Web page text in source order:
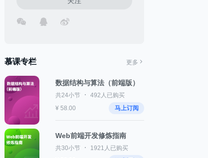
慕课专栏 更多
数据结构与算法（前端版）
共24小节
492人已购买
¥ 58.00
马上订阅
Web前端开发修炼指南
共30小节
1921人已购买